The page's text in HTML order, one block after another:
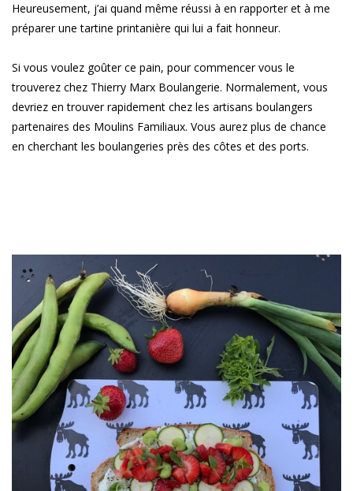
Heureusement, j’ai quand même réussi à en rapporter et à me
préparer une tartine printanière qui lui a fait honneur.
Si vous voulez goûter ce pain, pour commencer vous le
trouverez chez Thierry Marx Boulangerie. Normalement, vous
devriez en trouver rapidement chez les artisans boulangers
partenaires des Moulins Familiaux. Vous aurez plus de chance
en cherchant les boulangeries près des côtes et des ports.